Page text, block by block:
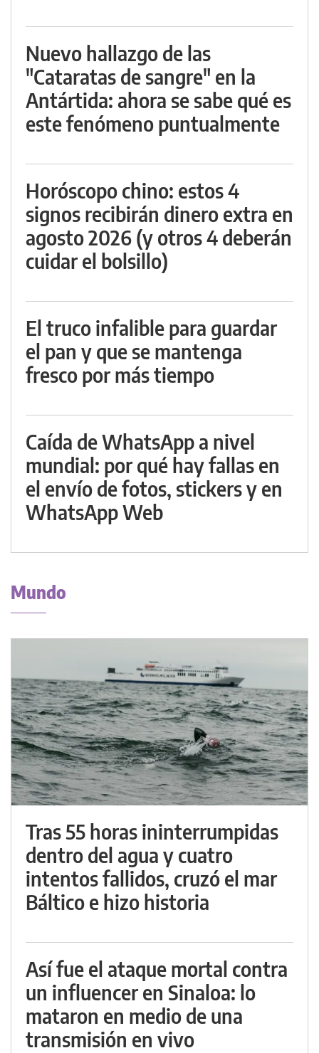
Nuevo hallazgo de las
"Cataratas de sangre" en la
Antártida: ahora se sabe qué es
este fenómeno puntualmente
Horóscopo chino: estos 4
signos recibirán dinero extra en
agosto 2026 (y otros 4 deberán
cuidar el bolsillo)
El truco infalible para guardar
el pan y que se mantenga
fresco por más tiempo
Caída de WhatsApp a nivel
mundial: por qué hay fallas en
el envío de fotos, stickers y en
WhatsApp Web
Mundo
Tras 55 horas ininterrumpidas
dentro del agua y cuatro
intentos fallidos, cruzó el mar
Báltico e hizo historia
Así fue el ataque mortal contra
un influencer en Sinaloa: lo
mataron en medio de una
transmisión en vivo